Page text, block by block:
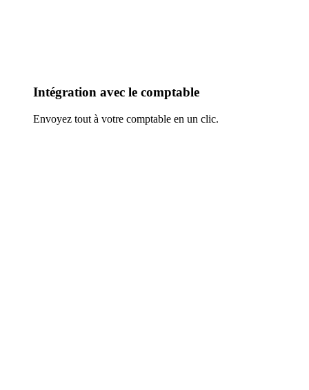
Intégration avec le comptable
Envoyez tout à votre comptable en un clic.